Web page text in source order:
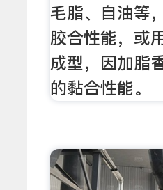
毛脂、自油等
胶合性能，或
成型，因加脂
的黏合性能。